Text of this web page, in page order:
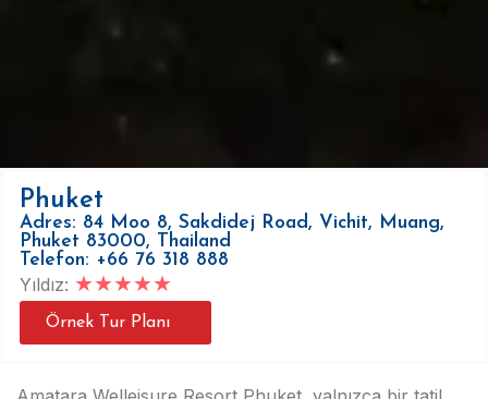
Phuket
Adres: 84 Moo 8, Sakdidej Road, Vichit, Muang,
Phuket 83000, Thailand
Telefon: +66 76 318 888
Yıldız: ★★★★★
Örnek Tur Planı